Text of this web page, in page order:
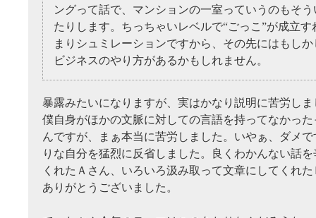
ングって話で、マンションの一室っていうのもそ
たりします。ちっちゃいレベルで“ごっこ”が成立
まりシュミレーションですから、その先にはもし
ビジネスのやり方があるかもしれません。
暴露みたいになりますが、実はかなり説明に苦労し
僕自身がほかの文脈に対しての言語を持ってなかっ
んですが、まぁ本当に苦労しました。いやぁ、ダメ
りな自分を猛烈に反省しました。良くわかんない話
くれたＡさん、いろいろ汲み取って文章にしてくれ
ありがとうございました。